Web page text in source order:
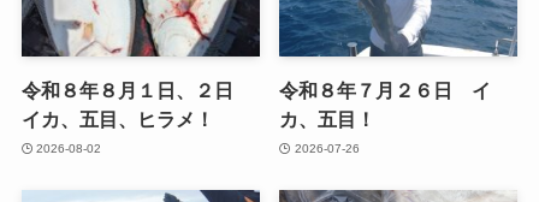
令和８年８月１日、２日
イカ、五目、ヒラメ！
2026-08-02
令和８年７月２６日 イ
カ、五目！
2026-07-26